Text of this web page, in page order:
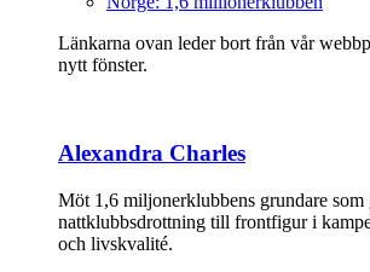
Länkarna ovan leder bort från vår
nytt fönster.
Alexandra Charles
Möt 1,6 miljonerklubbens grundare som
nattklubbsdrottning till frontfigur i
och livskvalité.